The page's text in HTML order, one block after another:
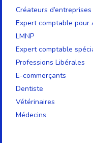
Créateurs d’entreprises
Expert comptable pour
LMNP
Expert comptable
Professions Libérales
E-commerçants
Dentiste
Vétérinaires
Médecins